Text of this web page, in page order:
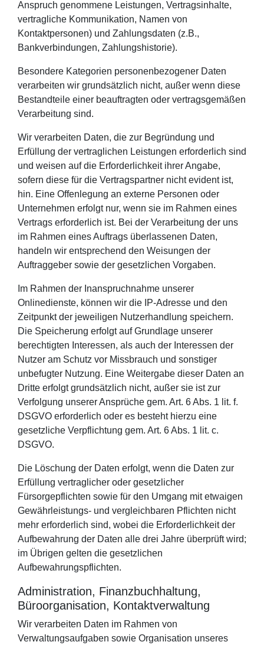
Anspruch genommene Leistungen, Vertragsinhalte,
vertragliche Kommunikation, Namen von
Kontaktpersonen) und Zahlungsdaten (z.B.,
Bankverbindungen, Zahlungshistorie).
Besondere Kategorien personenbezogener Daten
verarbeiten wir grundsätzlich nicht, außer wenn diese
Bestandteile einer beauftragten oder vertragsgemäßen
Verarbeitung sind.
Wir verarbeiten Daten, die zur Begründung und
Erfüllung der vertraglichen Leistungen erforderlich sind
und weisen auf die Erforderlichkeit ihrer Angabe,
sofern diese für die Vertragspartner nicht evident ist,
hin. Eine Offenlegung an externe Personen oder
Unternehmen erfolgt nur, wenn sie im Rahmen eines
Vertrags erforderlich ist. Bei der Verarbeitung der uns
im Rahmen eines Auftrags überlassenen Daten,
handeln wir entsprechend den Weisungen der
Auftraggeber sowie der gesetzlichen Vorgaben.
Im Rahmen der Inanspruchnahme unserer
Onlinedienste, können wir die IP-Adresse und den
Zeitpunkt der jeweiligen Nutzerhandlung speichern.
Die Speicherung erfolgt auf Grundlage unserer
berechtigten Interessen, als auch der Interessen der
Nutzer am Schutz vor Missbrauch und sonstiger
unbefugter Nutzung. Eine Weitergabe dieser Daten an
Dritte erfolgt grundsätzlich nicht, außer sie ist zur
Verfolgung unserer Ansprüche gem. Art. 6 Abs. 1 lit. f.
DSGVO erforderlich oder es besteht hierzu eine
gesetzliche Verpflichtung gem. Art. 6 Abs. 1 lit. c.
DSGVO.
Die Löschung der Daten erfolgt, wenn die Daten zur
Erfüllung vertraglicher oder gesetzlicher
Fürsorgepflichten sowie für den Umgang mit etwaigen
Gewährleistungs- und vergleichbaren Pflichten nicht
mehr erforderlich sind, wobei die Erforderlichkeit der
Aufbewahrung der Daten alle drei Jahre überprüft wird;
im Übrigen gelten die gesetzlichen
Aufbewahrungspflichten.
Administration, Finanzbuchhaltung,
Büroorganisation, Kontaktverwaltung
Wir verarbeiten Daten im Rahmen von
Verwaltungsaufgaben sowie Organisation unseres